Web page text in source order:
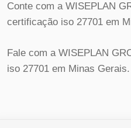
Conte com a WISEPLAN
certificação iso 27701 em
Fale com a WISEPLAN
iso 27701 em Minas Gerais.